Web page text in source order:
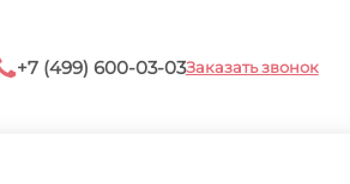
+7 (499) 600-03-03Заказать звонок